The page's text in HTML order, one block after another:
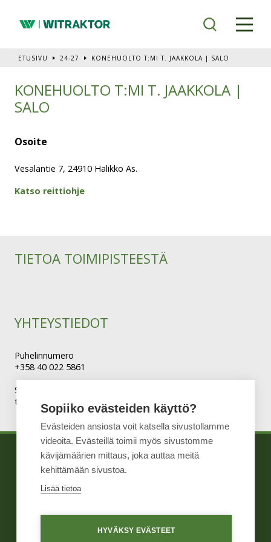
pääsisältöön
ETUSIVU 24-27 KONEHUOLTO T:MI T. JAAKKOLA | SALO
KONEHUOLTO T:MI T. JAAKKOLA |
SALO
Osoite
Vesalantie 7, 24910 Halikko As.
Katso reittiohje
YHTEYSTIEDOT
Puhelinnumero
+358 40 022 5861
Sähköposti
tuomo.jaakkola@salo.salonseutu.fi
TIETOA TOIMIPISTEESTÄ
TIETOA MEISTÄ
TUOTTEET
Sopiiko evästeiden käyttö?
Evästeiden ansiosta voit katsella sivustollamme
videoita. Evästeillä toimii myös sivustomme
kävijämäärien mittaus, joka auttaa meitä
kehittämään sivustoa.
Lisää tietoa
HYVÄKSY EVÄSTEET